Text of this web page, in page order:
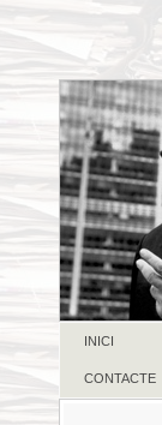
INICI
CONTACTE